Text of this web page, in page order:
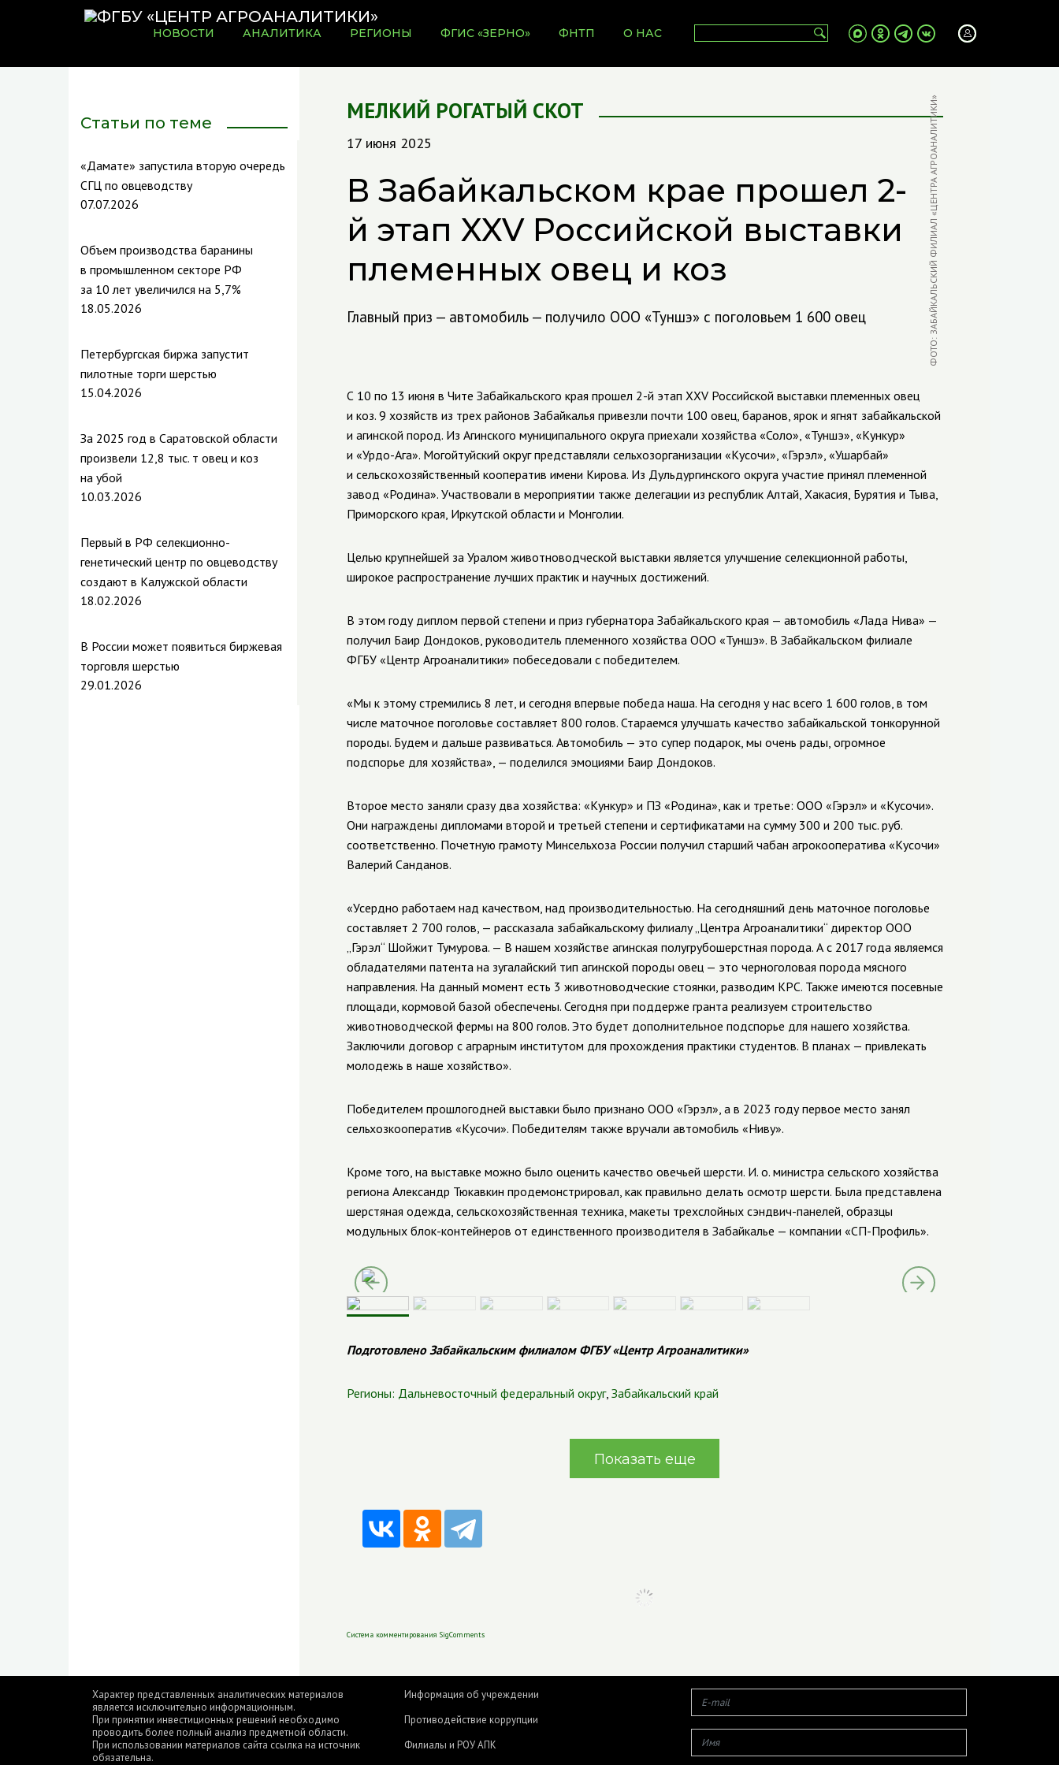
НОВОСТИ АНАЛИТИКА РЕГИОНЫ ФГИС «ЗЕРНО» ФНТП О НАС
Статьи по теме
«Дамате» запустила вторую очередь
СГЦ по овцеводству
07.07.2026
Объем производства баранины
в промышленном секторе РФ
за 10 лет увеличился на 5,7%
18.05.2026
Петербургская биржа запустит
пилотные торги шерстью
15.04.2026
За 2025 год в Саратовской области
произвели 12,8 тыс. т овец и коз
на убой
10.03.2026
Первый в РФ селекционно-
генетический центр по овцеводству
создают в Калужской области
18.02.2026
В России может появиться биржевая
торговля шерстью
29.01.2026
МЕЛКИЙ РОГАТЫЙ СКОТ
17 июня 2025
В Забайкальском крае прошел 2-
й этап XXV Российской выставки
племенных овец и коз
Главный приз — автомобиль — получило ООО «Туншэ» с поголовьем 1 600 овец ФОТО: ЗАБАЙКАЛЬСКИЙ ФИЛИАЛ «ЦЕНТРА АГРОАНАЛИТИКИ»
С 10 по 13 июня в Чите Забайкальского края прошел 2-й этап XXV Российской выставки племенных овец
и коз. 9 хозяйств из трех районов Забайкалья привезли почти 100 овец, баранов, ярок и ягнят забайкальской
и агинской пород. Из Агинского муниципального округа приехали хозяйства «Соло», «Туншэ», «Кункур»
и «Урдо-Ага». Могойтуйский округ представляли сельхозорганизации «Кусочи», «Гэрэл», «Ушарбай»
и сельскохозяйственный кооператив имени Кирова. Из Дульдургинского округа участие принял племенной
завод «Родина». Участвовали в мероприятии также делегации из республик Алтай, Хакасия, Бурятия и Тыва,
Приморского края, Иркутской области и Монголии.
Целью крупнейшей за Уралом животноводческой выставки является улучшение селекционной работы,
широкое распространение лучших практик и научных достижений.
В этом году диплом первой степени и приз губернатора Забайкальского края — автомобиль «Лада Нива» —
получил Баир Дондоков, руководитель племенного хозяйства ООО «Туншэ». В Забайкальском филиале
ФГБУ «Центр Агроаналитики» побеседовали с победителем.
«Мы к этому стремились 8 лет, и сегодня впервые победа наша. На сегодня у нас всего 1 600 голов, в том
числе маточное поголовье составляет 800 голов. Стараемся улучшать качество забайкальской тонкорунной
породы. Будем и дальше развиваться. Автомобиль — это супер подарок, мы очень рады, огромное
подспорье для хозяйства», — поделился эмоциями Баир Дондоков.
Второе место заняли сразу два хозяйства: «Кункур» и ПЗ «Родина», как и третье: ООО «Гэрэл» и «Кусочи».
Они награждены дипломами второй и третьей степени и сертификатами на сумму 300 и 200 тыс. руб.
соответственно. Почетную грамоту Минсельхоза России получил старший чабан агрокооператива «Кусочи»
Валерий Санданов.
«Усердно работаем над качеством, над производительностью. На сегодняшний день маточное поголовье
составляет 2 700 голов, — рассказала забайкальскому филиалу „Центра Агроаналитики“ директор ООО
„Гэрэл“ Шойжит Тумурова. — В нашем хозяйстве агинская полугрубошерстная порода. А с 2017 года являемся
обладателями патента на зугалайский тип агинской породы овец — это черноголовая порода мясного
направления. На данный момент есть 3 животноводческие стоянки, разводим КРС. Также имеются посевные
площади, кормовой базой обеспечены. Сегодня при поддерже гранта реализуем строительство
животноводческой фермы на 800 голов. Это будет дополнительное подспорье для нашего хозяйства.
Заключили договор с аграрным институтом для прохождения практики студентов. В планах — привлекать
молодежь в наше хозяйство».
Победителем прошлогодней выставки было признано ООО «Гэрэл», а в 2023 году первое место занял
сельхозкооператив «Кусочи». Победителям также вручали автомобиль «Ниву».
Кроме того, на выставке можно было оценить качество овечьей шерсти. И. о. министра сельского хозяйства
региона Александр Тюкавкин продемонстрировал, как правильно делать осмотр шерсти. Была представлена
шерстяная одежда, сельскохозяйственная техника, макеты трехслойных сэндвич-панелей, образцы
модульных блок-контейнеров от единственного производителя в Забайкалье — компании «СП-Профиль».
Подготовлено Забайкальским филиалом ФГБУ «Центр Агроаналитики»
Регионы: Дальневосточный федеральный округ, Забайкальский край
Показать еще
Характер представленных аналитических материалов
является исключительно информационным.
При принятии инвестиционных решений необходимо
проводить более полный анализ предметной области.
При использовании материалов сайта ссылка на источник
обязательна.
Информация об учреждении
Противодействие коррупции
Филиалы и РОУ АПК